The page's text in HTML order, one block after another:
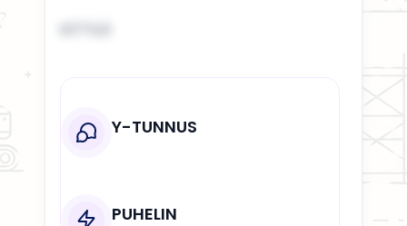
Y-TUNNUS
PUHELIN